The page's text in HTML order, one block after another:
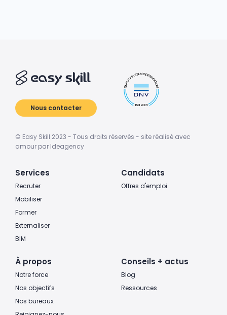
Nous contacter
© Easy Skill 2023 - Tous droits réservés - site réalisé avec
amour par Ideagency
Services
Recruter
Mobiliser
Former
Externaliser
BIM
Candidats
Offres d'emploi
À propos
Notre force
Nos objectifs
Nos bureaux
Conseils + actus
Blog
Ressources